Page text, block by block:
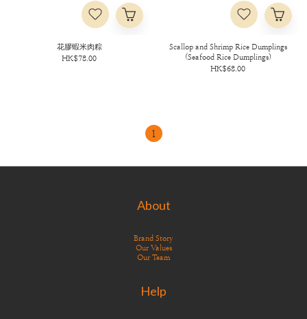
花膠蝦米肉粽
HK$78.00
Scallop and Shrimp Rice Dumplings
(Seafood Rice Dumplings)
HK$68.00
1
About
Brand Story
Our Values
Our Team
Help